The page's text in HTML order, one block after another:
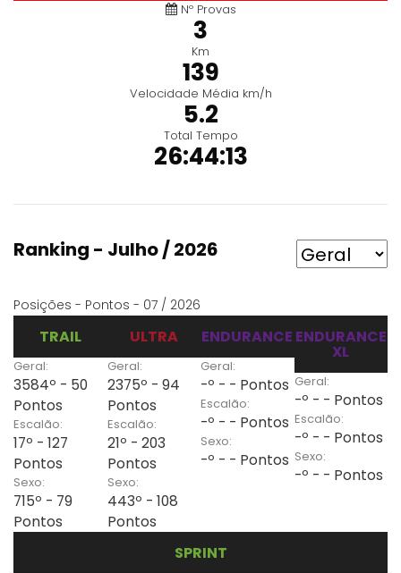
Nº Provas
3
Km
139
Velocidade Média km/h
5.2
Total Tempo
26:44:13
Ranking - Julho / 2026
Posições - Pontos - 07 / 2026
TRAIL
Geral:
3584º - 50
Pontos
Escalão:
17º - 127
Pontos
Sexo:
715º - 79
Pontos
ULTRA
Geral:
2375º - 94
Pontos
Escalão:
21º - 203
Pontos
Sexo:
443º - 108
Pontos
ENDURANCE
Geral:
-º - - Pontos
Escalão:
-º - - Pontos
Sexo:
-º - - Pontos
ENDURANCE
XL
Geral:
-º - - Pontos
Escalão:
-º - - Pontos
Sexo:
-º - - Pontos
SPRINT